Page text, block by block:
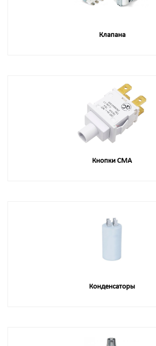
Клапана
Кнопки СМА
Конденсаторы